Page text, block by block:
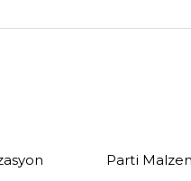
Parti